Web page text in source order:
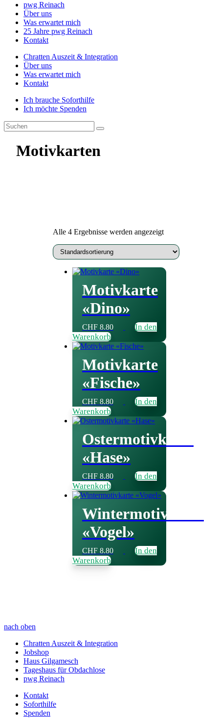
pwg Reinach
Über uns
Was erwartet mich
25 Jahre pwg Reinach
Kontakt
Chratten Auszeit & Integration
Über uns
Was erwartet mich
Kontakt
Ich brauche Soforthilfe
Ich möchte Spenden
Motivkarten
Alle 4 Ergebnisse werden angezeigt
Motivkarte
«Dino»
CHF 8.80
In den
Warenkorb
Motivkarte
«Fische»
CHF 8.80
In den
Warenkorb
Ostermotivkarte
«Hase»
CHF 8.80
In den
Warenkorb
Wintermotivkarte
«Vogel»
CHF 8.80
In den
Warenkorb
nach oben
Chratten Auszeit & Integration
Jobshop
Haus Gilgamesch
Tageshaus für Obdachlose
pwg Reinach
Kontakt
Soforthilfe
Spenden